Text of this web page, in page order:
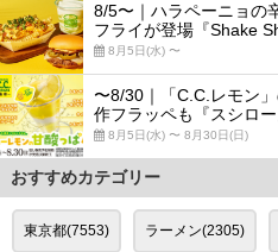
8/5〜｜ハラペーニョの
フライが登場『Shake
8月5日(水) 〜
〜8/30｜「C.C.レモン
作フラッペも『スシロー
8月5日(水) 〜 8月30日(日)
おすすめカテゴリー
東京都(7553) ラーメン(2305)